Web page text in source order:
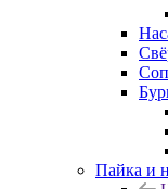
Пайка и